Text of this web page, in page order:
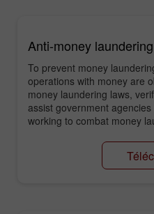
Anti-money
To prevent money
operations with money are
money laundering laws,
assist government
working to combat money